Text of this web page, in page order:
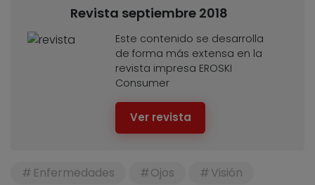
Revista septiembre 2018
Este contenido se desarrolla
de forma más extensa en la
revista impresa EROSKI
Consumer
Ver revista
Enfermedades Ojos Visión